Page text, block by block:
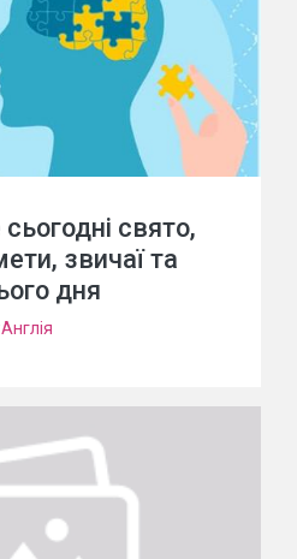
свято,
звичаї та
дня
Англія